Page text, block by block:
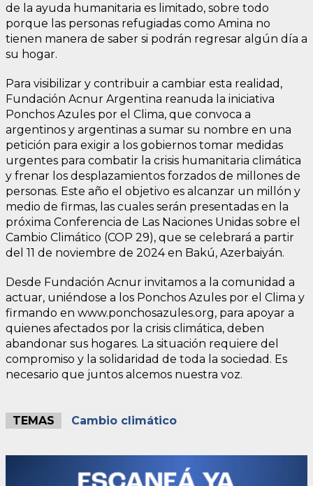
de la ayuda humanitaria es limitado, sobre todo
porque las personas refugiadas como Amina no
tienen manera de saber si podrán regresar algún día a
su hogar.
Para visibilizar y contribuir a cambiar esta realidad,
Fundación Acnur Argentina reanuda la iniciativa
Ponchos Azules por el Clima, que convoca a
argentinos y argentinas a sumar su nombre en una
petición para exigir a los gobiernos tomar medidas
urgentes para combatir la crisis humanitaria climática
y frenar los desplazamientos forzados de millones de
personas. Este año el objetivo es alcanzar un millón y
medio de firmas, las cuales serán presentadas en la
próxima Conferencia de Las Naciones Unidas sobre el
Cambio Climático (COP 29), que se celebrará a partir
del 11 de noviembre de 2024 en Bakú, Azerbaiyán.
Desde Fundación Acnur invitamos a la comunidad a
actuar, uniéndose a los Ponchos Azules por el Clima y
firmando en www.ponchosazules.org, para apoyar a
quienes afectados por la crisis climática, deben
abandonar sus hogares. La situación requiere del
compromiso y la solidaridad de toda la sociedad. Es
necesario que juntos alcemos nuestra voz.
TEMAS Cambio climático